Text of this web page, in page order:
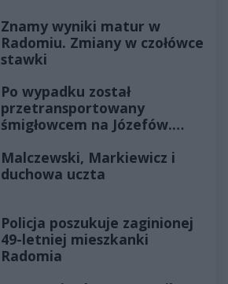
Znamy wyniki matur w
Radomiu. Zmiany w czołówce
stawki
Po wypadku został
przetransportowany
śmigłowcem na Józefów.
Malczewski, Markiewicz i
duchowa uczta
Policja poszukuje zaginionej
49-letniej mieszkanki
Radomia